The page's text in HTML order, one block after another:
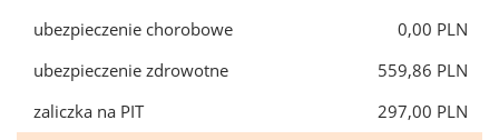
ubezpieczenie chorobowe
0,00 PLN
ubezpieczenie zdrowotne
559,86 PLN
zaliczka na PIT
297,00 PLN